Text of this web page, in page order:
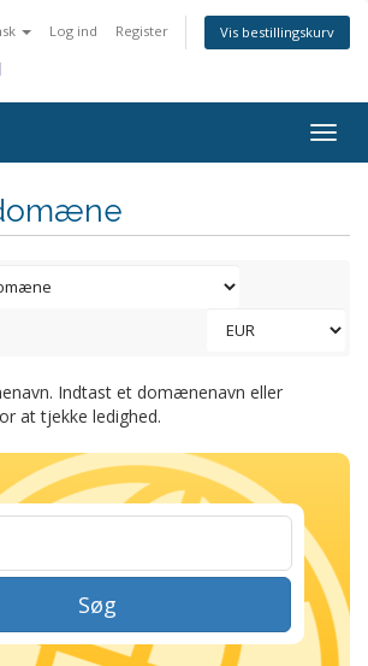
Log ind Register Vis bestillingskurv
Indtast et domænenavn eller
at tjekke ledighed.
Søg